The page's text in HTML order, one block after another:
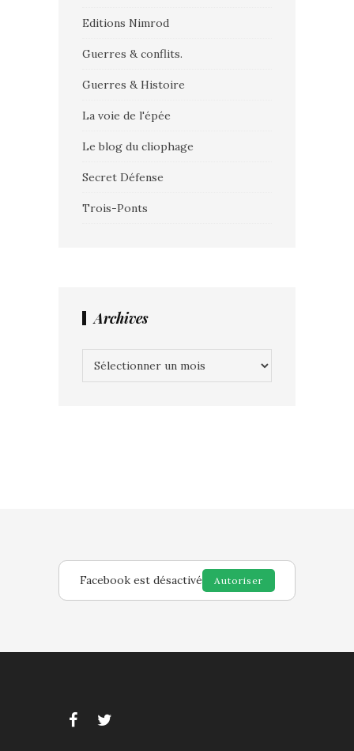
Editions Nimrod
Guerres & conflits.
Guerres & Histoire
La voie de l'épée
Le blog du cliophage
Secret Défense
Trois-Ponts
Archives
Facebook est désactivé Autoriser